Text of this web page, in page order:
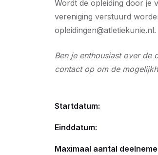
Wordt de opleiding door je
vereniging verstuurd
opleidingen@atletiekunie.nl.
Ben je enthousiast over de
contact op om de
Startdatum:
Einddatum:
Maximaal aantal